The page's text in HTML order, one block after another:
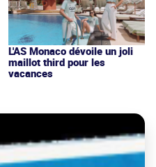
L'AS Monaco dévoile un joli
maillot third pour les
vacances